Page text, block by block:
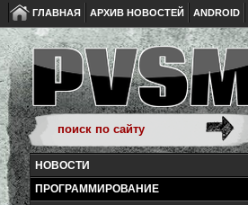
ГЛАВНАЯ АРХИВ НОВОСТЕЙ ANDROID
НОВОСТИ
ПРОГРАММИРОВАНИЕ